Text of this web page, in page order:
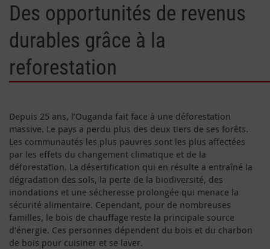
Des opportunités de revenus
durables grâce à la
reforestation
Depuis 25 ans, l’Ouganda fait face à une déforestation
massive. Le pays a perdu plus des deux tiers de ses forêts.
Les communautés les plus pauvres sont les plus affectées
par les effets du changement climatique et de la
déforestation. La désertification qui en résulte a entraîné la
dégradation des sols, la perte de la biodiversité, des
inondations et une sécheresse prolongée qui menace la
sécurité alimentaire. Cependant, pour de nombreuses
familles, le bois de chauffage reste la principale source
d'énergie. Ces personnes dépendent du bois et du charbon
de bois pour cuisiner et se laver.